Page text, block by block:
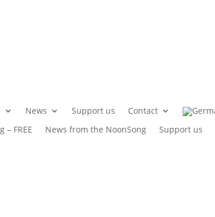
News Support us
Contact
– FREE News from the NoonSong Support us